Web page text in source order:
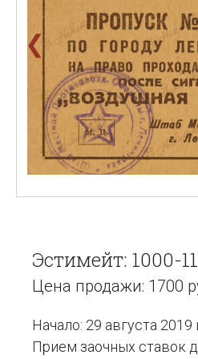
❮
Эстимейт: 1000-
Цена продажи: 1700
Начало: 29 августа 2019
Прием заочных ставок